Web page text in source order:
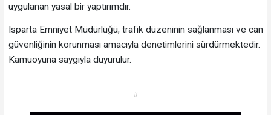
uygulanan yasal bir yaptırımdır.
Isparta Emniyet Müdürlüğü, trafik düzeninin sağlanması ve can
güvenliğinin korunması amacıyla denetimlerini sürdürmektedir.
Kamuoyuna saygıyla duyurulur.
#